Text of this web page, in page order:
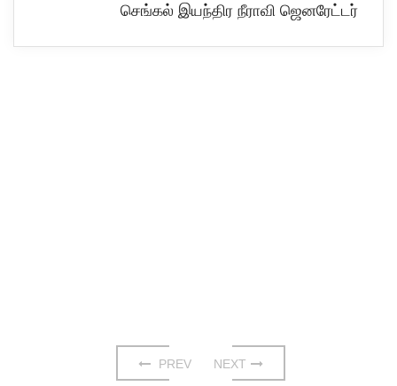
செங்கல் இயந்திர நீராவி ஜெனரேட்டர்
PREV NEXT